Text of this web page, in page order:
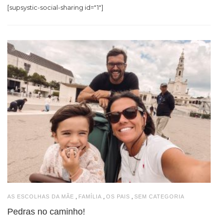
[supsystic-social-sharing id="1"]
AS ESCOLHAS DA MÃE FAMÍLIA OS PAIS SEM CATEGORIA
Pedras no caminho!